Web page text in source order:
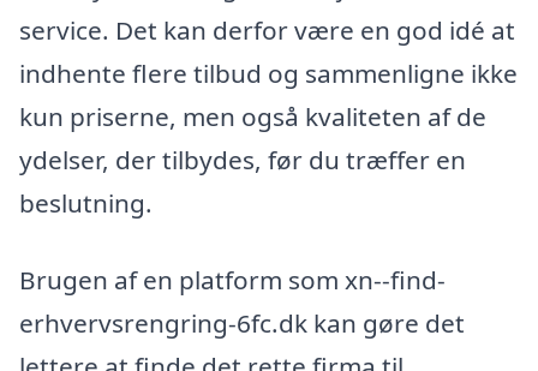
service. Det kan derfor være en god idé at
indhente flere tilbud og sammenligne ikke
kun priserne, men også kvaliteten af de
ydelser, der tilbydes, før du træffer en
beslutning.
Brugen af en platform som xn--find-
erhvervsrengring-6fc.dk kan gøre det